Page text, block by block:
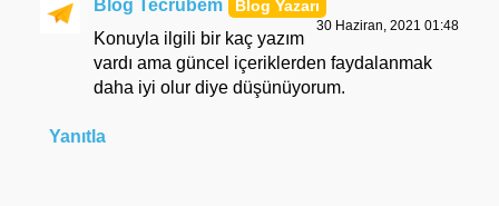
Blog Tecrübem
30 Haziran, 2021 01:48
Konuyla ilgili bir kaç yazım
vardı ama güncel içeriklerden faydalanmak
daha iyi olur diye düşünüyorum.
Yanıtla